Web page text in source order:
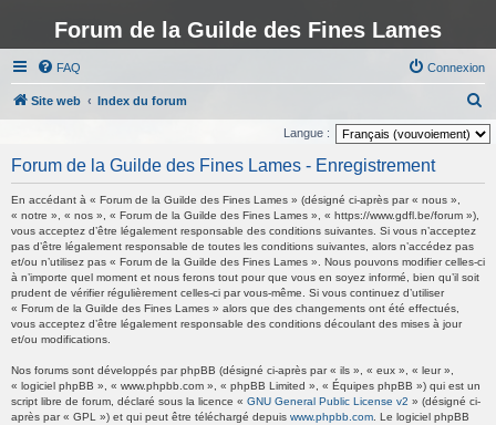
Forum de la Guilde des Fines Lames
FAQ Connexion
Site web Index du forum
e
c
Langue :
Forum de la Guilde des Fines Lames - Enregistrement
En accédant à « Forum de la Guilde des Fines Lames » (désigné ci-après par « nous »,
« notre », « nos », « Forum de la Guilde des Fines Lames », « https://www.gdfl.be/forum »),
vous acceptez d’être légalement responsable des conditions suivantes. Si vous n’acceptez
pas d’être légalement responsable de toutes les conditions suivantes, alors n’accédez pas
et/ou n’utilisez pas « Forum de la Guilde des Fines Lames ». Nous pouvons modifier celles-ci
à n’importe quel moment et nous ferons tout pour que vous en soyez informé, bien qu’il soit
prudent de vérifier régulièrement celles-ci par vous-même. Si vous continuez d’utiliser
« Forum de la Guilde des Fines Lames » alors que des changements ont été effectués,
vous acceptez d’être légalement responsable des conditions découlant des mises à jour
et/ou modifications.
Nos forums sont développés par phpBB (désigné ci-après par « ils », « eux », « leur »,
« logiciel phpBB », « www.phpbb.com », « phpBB Limited », « Équipes phpBB ») qui est un
script libre de forum, déclaré sous la licence « GNU General Public License v2 » (désigné ci-
après par « GPL ») et qui peut être téléchargé depuis www.phpbb.com . Le logiciel phpBB